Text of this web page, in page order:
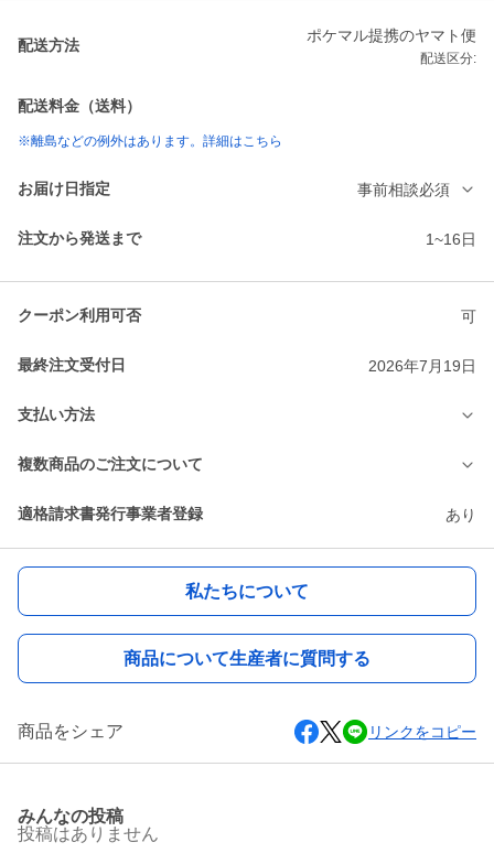
配送方法
ポケマル提携のヤマト便
配送区分:
配送料金（送料）
※離島などの例外はあります。詳細はこちら
お届け日指定 事前相談必須
注文から発送まで 1~16日
クーポン利用可否 可
最終注文受付日 2026年7月19日
支払い方法
複数商品のご注文について
適格請求書発行事業者登録 あり
私たちについて
商品について生産者に質問する
商品をシェア リンクをコピー
みんなの投稿
投稿はありません